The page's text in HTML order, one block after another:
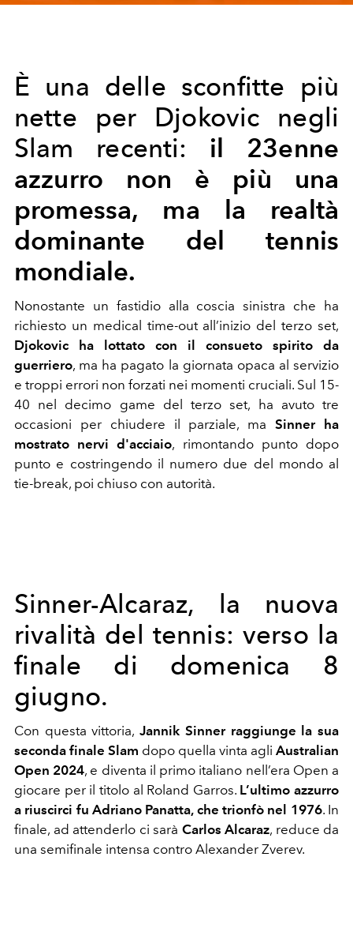
È una delle sconfitte più
nette per Djokovic negli
Slam recenti: il 23enne
azzurro non è più una
promessa, ma la realtà
dominante del tennis
mondiale.
Nonostante un fastidio alla coscia sinistra che ha
richiesto un medical time-out all’inizio del terzo set,
Djokovic ha lottato con il consueto spirito da
guerriero, ma ha pagato la giornata opaca al servizio
e troppi errori non forzati nei momenti cruciali. Sul 15-
40 nel decimo game del terzo set, ha avuto tre
occasioni per chiudere il parziale, maSinner ha
mostrato nervi d'acciaio, rimontando punto dopo
punto e costringendo il numero due del mondo al
tie-break, poi chiuso con autorità.
Sinner-Alcaraz, la nuova
rivalità del tennis: verso la
finale di domenica 8
giugno.
Con questa vittoria,Jannik Sinner raggiunge la sua
seconda finale Slam dopo quella vinta agli Australian
Open 2024, e diventa il primo italiano nell’era Open a
giocare per il titolo al Roland Garros. L’ultimo azzurro
a riuscirci fu Adriano Panatta, che trionfò nel 1976. In
finale, ad attenderlo ci sarà Carlos Alcaraz, reduce da
una semifinale intensa contro Alexander Zverev.